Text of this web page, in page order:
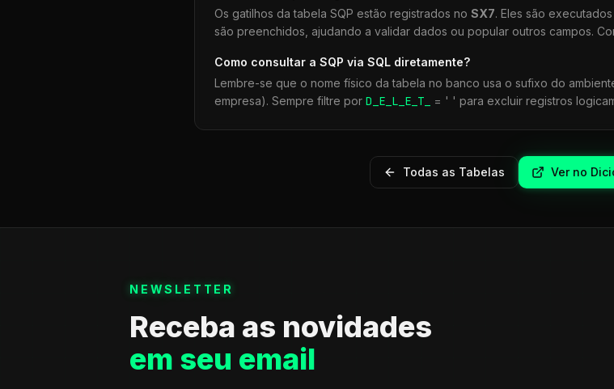
Os gatilhos da tabela SQP estão registrados no SX7. Eles são
são preenchidos, ajudando a validar dados ou popular outros campos.
Como consultar a SQP via SQL diretamente?
Lembre-se que o nome físico da tabela no banco usa o sufixo do
empresa). Sempre filtre por D_E_L_E_T_ = ' ' para excluir registros
Todas as Tabelas Ver no
NEWSLETTER
Receba as novidades
em seu email